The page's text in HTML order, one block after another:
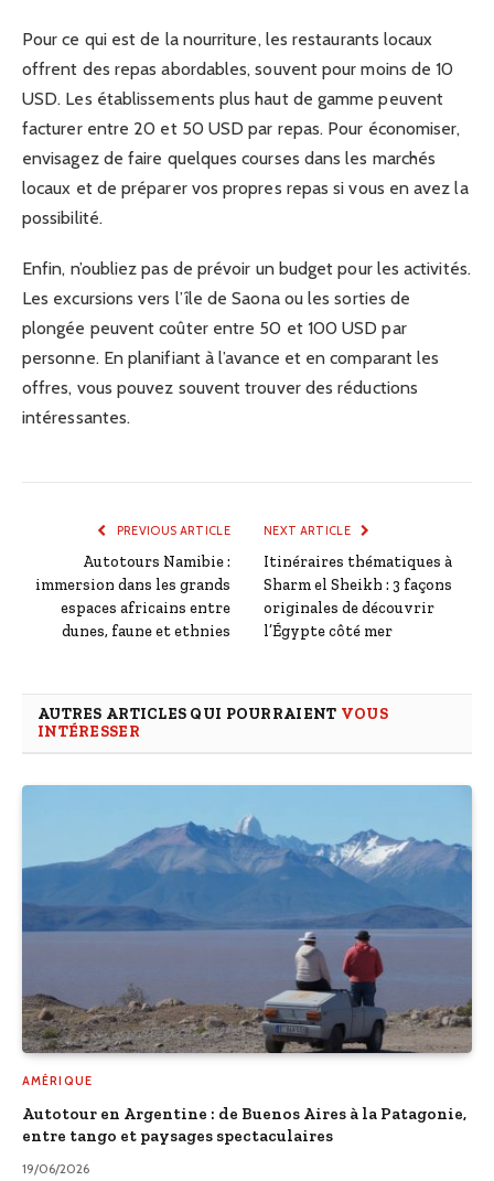
Pour ce qui est de la nourriture, les restaurants locaux
offrent des repas abordables, souvent pour moins de 10
USD. Les établissements plus haut de gamme peuvent
facturer entre 20 et 50 USD par repas. Pour économiser,
envisagez de faire quelques courses dans les marchés
locaux et de préparer vos propres repas si vous en avez la
possibilité.
Enfin, n’oubliez pas de prévoir un budget pour les activités.
Les excursions vers l’île de Saona ou les sorties de
plongée peuvent coûter entre 50 et 100 USD par
personne. En planifiant à l’avance et en comparant les
offres, vous pouvez souvent trouver des réductions
intéressantes.
PREVIOUS ARTICLE
Autotours Namibie :
immersion dans les grands
espaces africains entre
dunes, faune et ethnies
NEXT ARTICLE
Itinéraires thématiques à
Sharm el Sheikh : 3 façons
originales de découvrir
l’Égypte côté mer
AUTRES ARTICLES QUI POURRAIENT VOUS
INTÉRESSER
AMÉRIQUE
Autotour en Argentine : de Buenos Aires à la Patagonie,
entre tango et paysages spectaculaires
19/06/2026